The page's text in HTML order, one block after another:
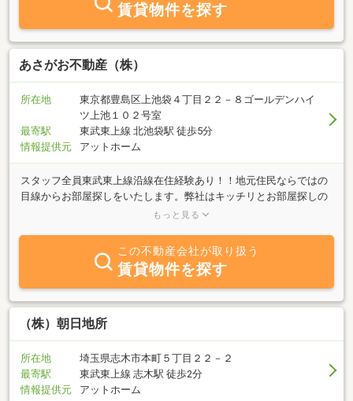
賃貸物件を探す
あさがお不動産（株）
所在地
東京都豊島区上池袋４丁目２２－８ゴールデンハイ
ツ上池１０２号室
最寄駅
東武東上線 北池袋駅 徒歩5分
情報提供元
アットホーム
スタッフ全員東武東上線沿線在住経験あり！！地元住民ならではの
目線からお部屋探しをいたします。弊社はキッチリとお部屋探しの
流れ・内容からご案内いたします。大変光栄なことに、初めてお部
ので、初めてのお客様にも心より安心してお部屋探しをしていただ
もっと見る
この不動産会社が取り扱う
賃貸物件を探す
（株）朝日地所
所在地
埼玉県志木市本町５丁目２２－２
最寄駅
東武東上線 志木駅 徒歩2分
情報提供元
アットホーム